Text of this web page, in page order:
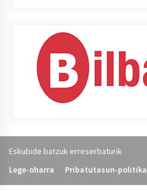
Eskubide batzuk erreserbaturik
Lege-oharra
Pribatutasun-politika